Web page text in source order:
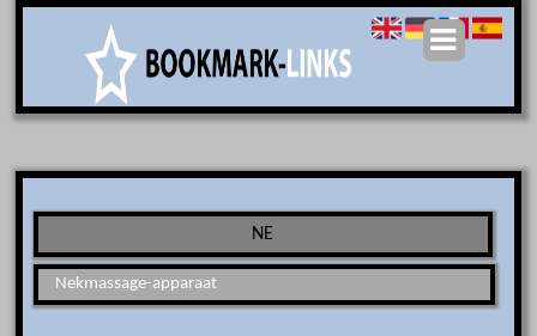
NE
Nekmassage-apparaat